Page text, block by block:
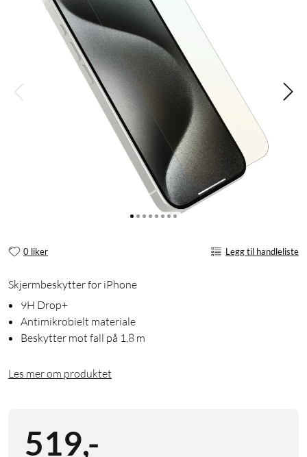
0 liker Legg til handleliste
Skjermbeskytter for iPhone
9H Drop+
Antimikrobielt materiale
Beskytter mot fall på 1,8 m
Les mer om produktet
519,-